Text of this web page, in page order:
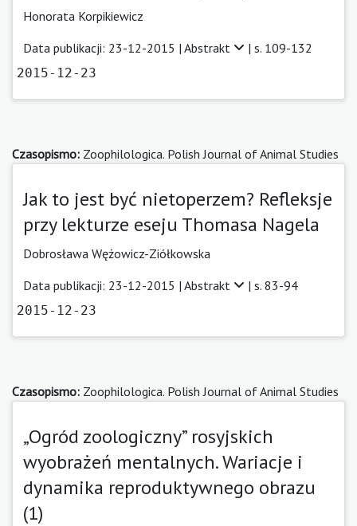
Honorata Korpikiewicz
Data publikacji: 23-12-2015 | Abstrakt | s. 109-132
2015-12-23
Czasopismo: Zoophilologica. Polish Journal of Animal Studies
Jak to jest być nietoperzem? Refleksje
przy lekturze eseju Thomasa Nagela
Dobrosława Wężowicz-Ziółkowska
Data publikacji: 23-12-2015 | Abstrakt | s. 83-94
2015-12-23
Czasopismo: Zoophilologica. Polish Journal of Animal Studies
„Ogród zoologiczny” rosyjskich
wyobrażeń mentalnych. Wariacje i
dynamika reproduktywnego obrazu
(1)